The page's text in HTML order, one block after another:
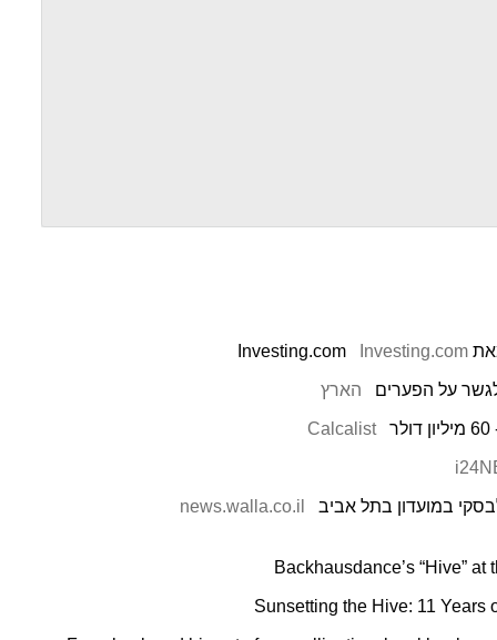
Investing.com
על הפערים הארץ
Calcalist
במועדון בתל אביב news.walla.co.il
Backhausdance’s “Hive”
Sunsetting the Hive: 11 Years